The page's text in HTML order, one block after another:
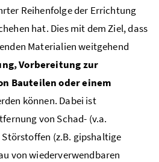
Reihenfolge der Errichtung
hat. Dies mit dem Ziel, dass
Materialien weitgehend
Vorbereitung zur
Bauteilen oder einem
können. Dabei ist
von Schad- (v.a.
(z.B. gipshaltige
von wiederverwendbaren